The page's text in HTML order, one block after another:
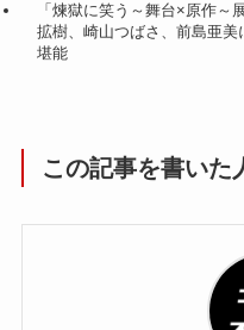
「煉獄に笑う～舞台×原作～
拡樹、崎山つばさ、前島亜
堪能
この記事を書いた